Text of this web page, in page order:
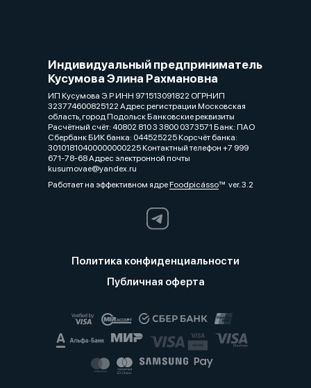
Индивидуальный предприниматель
Кусумова Элина Рахмановна
ИП Кусумова Э. Р ИНН 971513091822 ОГРНИП
323774600825122 Адрес регистрации Московская
область, город Подольск Банковские реквизиты
Расчётный счёт: 40802 810 3 3800 0373571 Банк: ПАО
Сбербанк БИК банка: 044525225 Корсчёт банка:
30101810400000000225 Контактный телефон +7 999
671-78-68 Адрес электронной почты
kusumovae@yandex.ru
Работает на эффективном ядреFoodpicássover. 3.2
Политика конфиденциальности
Публичная оферта